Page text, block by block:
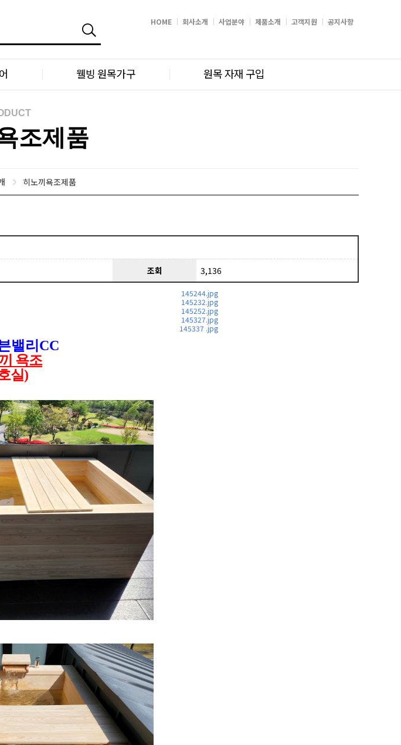
HOME 회사소개 사업분야 제품소개 고객지원 공지사항
웰빙 원목가구 원목 자재 구입
조제품
히노끼욕조제품
조회 3,136
145244.jpg
145232.jpg
145252.jpg
145327.jpg
145337 .jpg
밸리CC
욕조
실)